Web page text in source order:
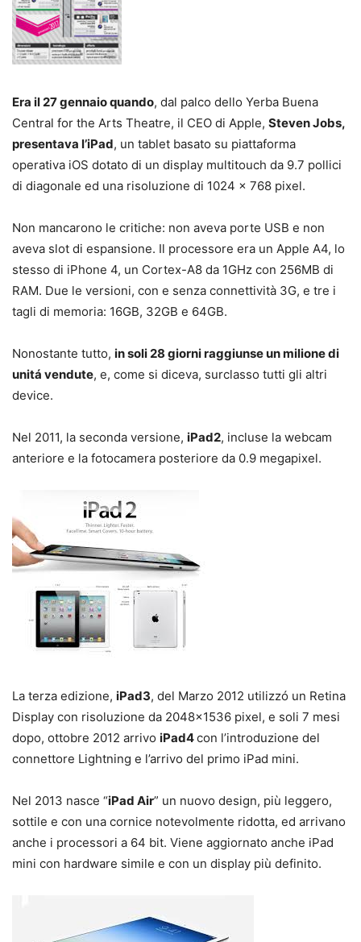
Era il 27 gennaio quando, dal palco dello Yerba Buena
Central for the Arts Theatre, il CEO di Apple, Steven Jobs,
presentava l’iPad, un tablet basato su piattaforma
operativa iOS dotato di un display multitouch da 9.7 pollici
di diagonale ed una risoluzione di 1024 x 768 pixel.
Non mancarono le critiche: non aveva porte USB e non
aveva slot di espansione. Il processore era un Apple A4, lo
stesso di iPhone 4, un Cortex-A8 da 1GHz con 256MB di
RAM. Due le versioni, con e senza connettività 3G, e tre i
tagli di memoria: 16GB, 32GB e 64GB.
Nonostante tutto, in soli 28 giorni raggiunse un milione di
unitá vendute, e, come si diceva, surclasso tutti gli altri
device.
Nel 2011, la seconda versione, iPad2, incluse la webcam
anteriore e la fotocamera posteriore da 0.9 megapixel.
La terza edizione, iPad3, del Marzo 2012 utilizzó un Retina
Display con risoluzione da 2048×1536 pixel, e soli 7 mesi
dopo, ottobre 2012 arrivo iPad4con l’introduzione del
connettore Lightning e l’arrivo del primo iPad mini.
Nel 2013 nasce “iPad Air” un nuovo design, più leggero,
sottile e con una cornice notevolmente ridotta, ed arrivano
anche i processori a 64 bit. Viene aggiornato anche iPad
mini con hardware simile e con un display più definito.